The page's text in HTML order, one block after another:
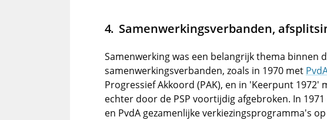
Samenwerkingsverbanden,
Samenwerking was een belangrijk thema binnen
samenwerkingsverbanden, zoals in 1970 met
Progressief Akkoord (PAK), en in 'Keerpunt 1972'
echter door de PSP voortijdig afgebroken. In
en PvdA gezamenlijke verkiezingsprogramma's